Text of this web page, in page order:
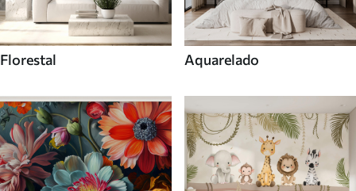
Florestal Aquarelado